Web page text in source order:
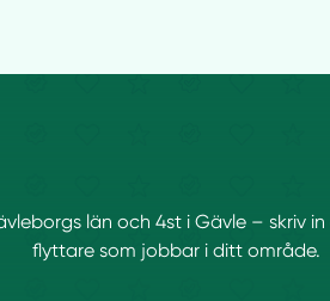
län och 4st i Gävle – skriv
flyttare som jobbar i ditt område.